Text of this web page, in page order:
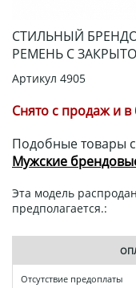
СТИЛЬНЫЙ
РЕМЕНЬ С
Артикул 4905
Снято с продаж и
Подобные товары
Мужские
Эта модель
предполагается.:
Отсутствие предоплаты